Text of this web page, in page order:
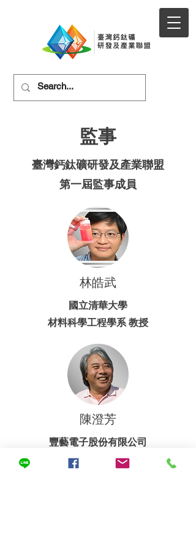
監事
臺灣鈣鈦礦研發及產業聯盟
第一屆監事成員
林皓武
國立清華大學
材料科學工程學系 教授
陳澄芳
豐藝電子股份有限公司